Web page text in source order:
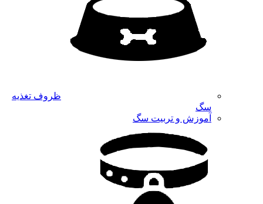
ظروف تغذیه
سگ
آموزش و تربیت سگ